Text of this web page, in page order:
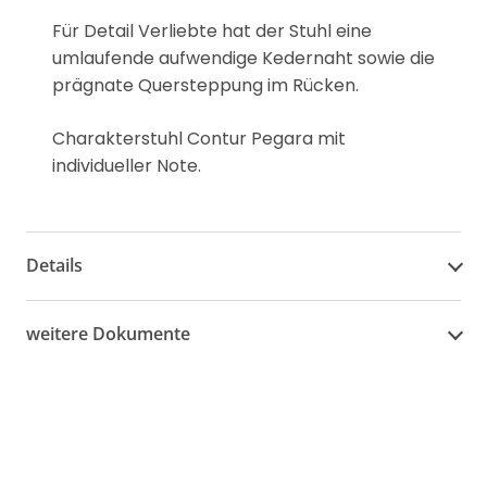
Für Detail Verliebte hat der Stuhl eine
umlaufende aufwendige Kedernaht sowie die
prägnate Quersteppung im Rücken.
Charakterstuhl Contur Pegara mit
individueller Note.
Details
weitere Dokumente